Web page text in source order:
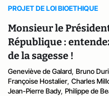
PROJET DE LOI BIOETHIQUE
Monsieur le
République :
de la sagesse !
Geneviève de Galard, Bruno
Françoise Hostalier, Charles
Jean-Pierre Bady, Philippe de